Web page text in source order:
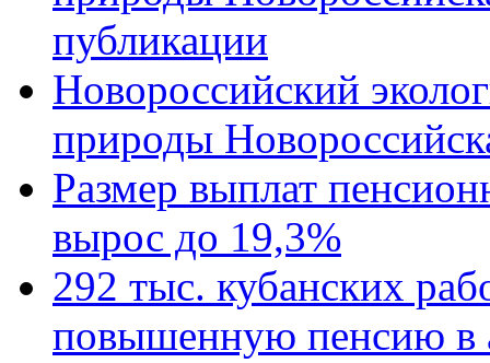
публикации
Новороссийский
природы
Размер выплат
вырос до 19,3%
292 тыс. кубанских
повышенную пенсию в